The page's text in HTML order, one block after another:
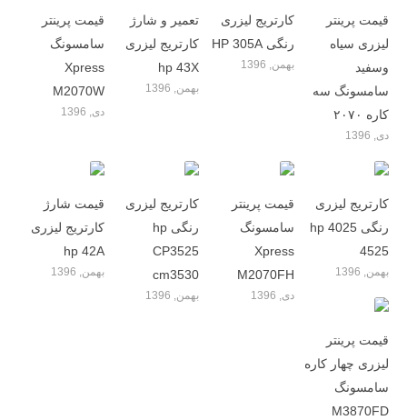
قیمت پرینتر
سامسونگ
Xpress
M2070W
دی, 1396
تعمیر و شارژ
کارتریج لیزری
hp 43X
بهمن, 1396
کارتریج لیزری
رنگی HP 305A
بهمن, 1396
قیمت پرینتر
لیزری سیاه
وسفید
سامسونگ سه
کاره ۲۰۷۰
دی, 1396
قیمت شارژ
کارتریج لیزری
hp 42A
بهمن, 1396
کارتریج لیزری
رنگی hp
CP3525
cm3530
بهمن, 1396
قیمت پرینتر
سامسونگ
Xpress
M2070FH
دی, 1396
کارتریج لیزری
رنگی hp 4025
4525
بهمن, 1396
قیمت پرینتر
لیزری چهار کاره
سامسونگ
M3870FD